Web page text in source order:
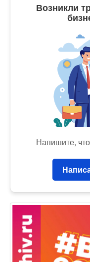
Возникли
Напишите,